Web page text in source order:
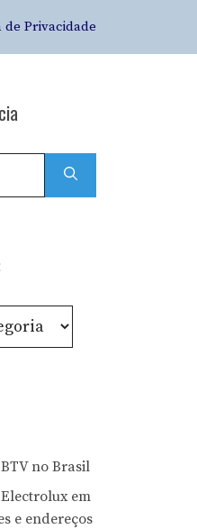
de Privacidade
no Brasil
em
e endereços